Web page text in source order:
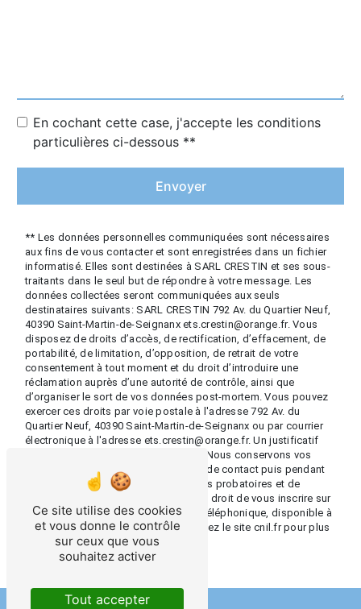
En cochant cette case, j'accepte les conditions
particulières ci-dessous **
Envoyer
** Les données personnelles communiquées sont nécessaires
aux fins de vous contacter et sont enregistrées dans un fichier
informatisé. Elles sont destinées à SARL CRESTIN et ses sous-
traitants dans le seul but de répondre à votre message. Les
données collectées seront communiquées aux seuls
destinataires suivants: SARL CRESTIN 792 Av. du Quartier Neuf,
40390 Saint-Martin-de-Seignanx ets.crestin@orange.fr. Vous
disposez de droits d’accès, de rectification, d’effacement, de
portabilité, de limitation, d’opposition, de retrait de votre
consentement à tout moment et du droit d’introduire une
réclamation auprès d’une autorité de contrôle, ainsi que
d’organiser le sort de vos données post-mortem. Vous pouvez
exercer ces droits par voie postale à l'adresse 792 Av. du
Quartier Neuf, 40390 Saint-Martin-de-Seignanx ou par courrier
électronique à l'adresse ets.crestin@orange.fr. Un justificatif
d'identité pourra vous être demandé. Nous conservons vos
données pendant la période de prise de contact puis pendant
la durée de prescription légale aux fins probatoires et de
gestion des contentieux. Vous avez le droit de vous inscrire sur
la liste d'opposition au démarchage téléphonique, disponible à
cette adresse:Bloctel.gouv.fr. Consultez le site cnil.fr pour plus
d’informations sur vos droits.
Ce site utilise des cookies
et vous donne le contrôle
sur ceux que vous
souhaitez activer
Tout accepter